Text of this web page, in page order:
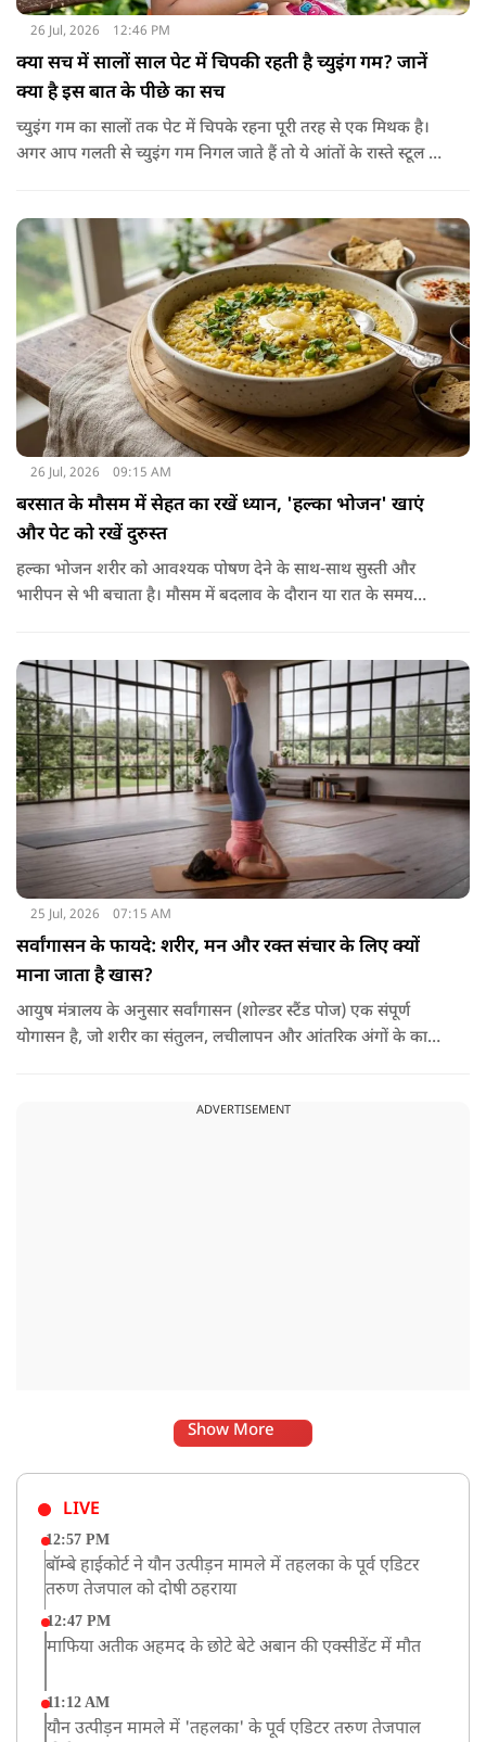
26 Jul, 2026 12:46 PM
क्या सच में सालों साल पेट में चिपकी रहती है च्युइंग गम? जानें
क्या है इस बात के पीछे का सच
च्युइंग गम का सालों तक पेट में चिपके रहना पूरी तरह से एक मिथक है।
अगर आप गलती से च्युइंग गम निगल जाते हैं तो ये आंतों के रास्ते स्टूल में
नहीं बनाता जो इसे तोड़ सके या पचा सके।
26 Jul, 2026 09:15 AM
बरसात के मौसम में सेहत का रखें ध्यान, 'हल्का भोजन' खाएं
और पेट को रखें दुरुस्त
हल्का भोजन शरीर को आवश्यक पोषण देने के साथ-साथ सुस्ती और
भारीपन से भी बचाता है। मौसम में बदलाव के दौरान या रात के समय
में हल्का भोजन मेटाबॉलिज्म के लिए भी बेहतर होता है।
25 Jul, 2026 07:15 AM
सर्वांगासन के फायदे: शरीर, मन और रक्त संचार के लिए क्यों
माना जाता है खास?
आयुष मंत्रालय के अनुसार सर्वांगासन (शोल्डर स्टैंड पोज) एक संपूर्ण
योगासन है, जो शरीर का संतुलन, लचीलापन और आंतरिक अंगों के कार्य
ADVERTISEMENT
Show More
LIVE
12:57 PM
बॉम्बे हाईकोर्ट ने यौन उत्पीड़न मामले में तहलका के पूर्व एडिटर
तरुण तेजपाल को दोषी ठहराया
12:47 PM
माफिया अतीक अहमद के छोटे बेटे अबान की एक्सीडेंट में मौत
11:12 AM
यौन उत्पीड़न मामले में 'तहलका' के पूर्व एडिटर तरुण तेजपाल